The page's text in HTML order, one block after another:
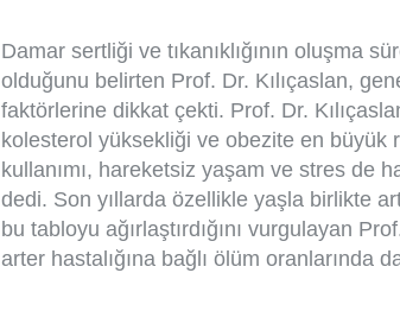
Damar sertliği ve tıkanıklığının oluşma
olduğunu belirten Prof. Dr. Kılıçaslan,
faktörlerine dikkat çekti. Prof. Dr.
kolesterol yüksekliği ve obezite en büyük
kullanımı, hareketsiz yaşam ve stres de
dedi. Son yıllarda özellikle yaşla birlikte
bu tabloyu ağırlaştırdığını vurgulayan
arter hastalığına bağlı ölüm oranlarında